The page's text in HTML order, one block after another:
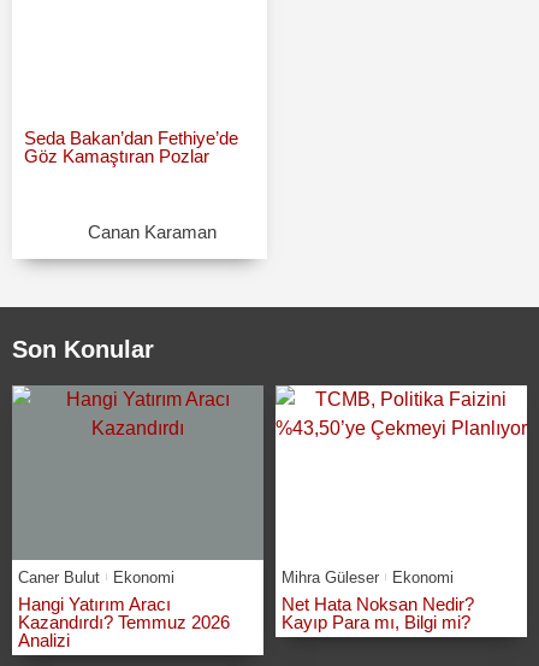
Seda Bakan’dan Fethiye’de
Göz Kamaştıran Pozlar
Canan Karaman
Son Konular
Caner Bulut Ekonomi
Hangi Yatırım Aracı
Kazandırdı? Temmuz 2026
Analizi
Mihra Güleser Ekonomi
Net Hata Noksan Nedir?
Kayıp Para mı, Bilgi mi?